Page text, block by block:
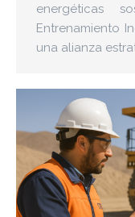
energéticas
Entrenamiento
una alianza